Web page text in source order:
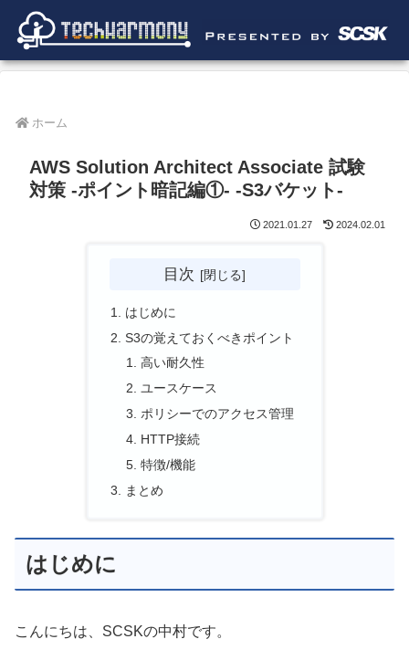
ホーム
AWS Solution Architect Associate 試験
対策 -ポイント暗記編①- -S3バケット-
2021.01.27 2024.02.01
目次
はじめに
S3の覚えておくべきポイント
高い耐久性
ユースケース
ポリシーでのアクセス管理
HTTP接続
特徴/機能
まとめ
はじめに
こんにちは、SCSKの中村です。